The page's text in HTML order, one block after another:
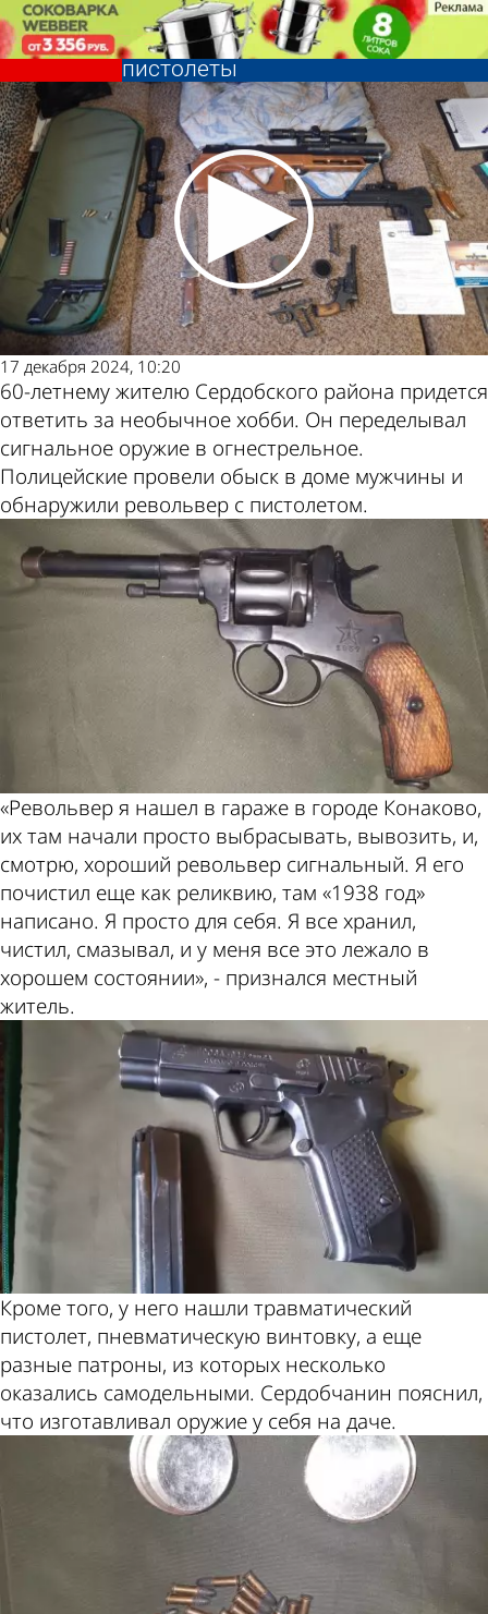
В Сердобском районе у мужчины
нашли винтовку, револьвер и
пистолеты
Криминал
17 декабря 2024, 10:20
60-летнему жителю Сердобского района придется
ответить за необычное хобби. Он переделывал
сигнальное оружие в огнестрельное.
Полицейские провели обыск в доме мужчины и
обнаружили револьвер с пистолетом.
«Револьвер я нашел в гараже в городе Конаково,
их там начали просто выбрасывать, вывозить, и,
смотрю, хороший револьвер сигнальный. Я его
почистил еще как реликвию, там «1938 год»
написано. Я просто для себя. Я все хранил,
чистил, смазывал, и у меня все это лежало в
хорошем состоянии», - признался местный
житель.
Кроме того, у него нашли травматический
пистолет, пневматическую винтовку, а еще
разные патроны, из которых несколько
оказались самодельными. Сердобчанин пояснил,
что изготавливал оружие у себя на даче.
В Сердобском районе у мужчины
нашли винтовку, револьвер и
пистолеты
Другие
новости по
теме
Погода и
курсы валют
в Пензе